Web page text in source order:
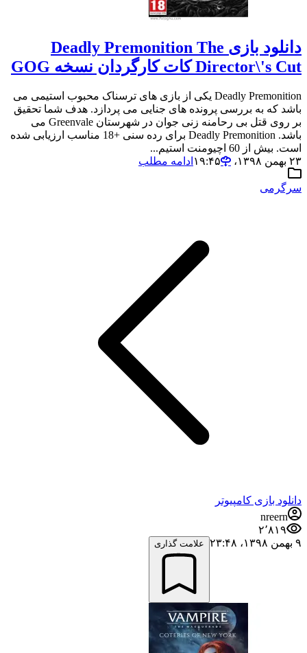
دانلود بازی Deadly Premonition The
Director\'s Cut کات کارگردان نسخه GOG
Deadly Premonition یکی از بازی های ترسناک محبوب استیمی می
باشد که به بررسی پرونده های جنایی می پردازد. هدف شما تحقیق
بر روی قتل بی رحامنه زنی جوان در شهرستان Greenvale می
باشد. Deadly Premonition برای رده سنی +18 مناسب ارزیابی شده
است. بیش از 60 اچیومنت استیم...
۲۳ بهمن ۱۳۹۸،‏ ۱۹:۴۵
ادامه مطلب
سرگرمی
دانلود بازی کامپیوتر
nreern
۲٬۸۱۹
۹ بهمن ۱۳۹۸،‏ ۲۳:۴۸
علامت گذاری